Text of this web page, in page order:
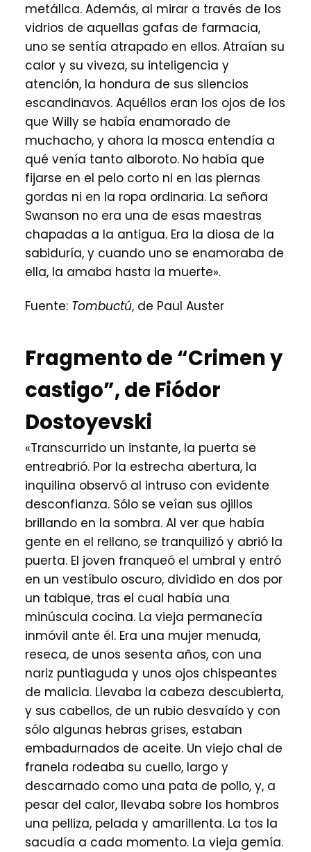
metálica. Además, al mirar a través de los
vidrios de aquellas gafas de farmacia,
uno se sentía atrapado en ellos. Atraían su
calor y su viveza, su inteligencia y
atención, la hondura de sus silencios
escandinavos. Aquéllos eran los ojos de los
que Willy se había enamorado de
muchacho, y ahora la mosca entendía a
qué venía tanto alboroto. No había que
fijarse en el pelo corto ni en las piernas
gordas ni en la ropa ordinaria. La señora
Swanson no era una de esas maestras
chapadas a la antigua. Era la diosa de la
sabiduría, y cuando uno se enamoraba de
ella, la amaba hasta la muerte».
Fuente: Tombuctú, de Paul Auster
Fragmento de “Crimen y
castigo”, de Fiódor
Dostoyevski
«Transcurrido un instante, la puerta se
entreabrió. Por la estrecha abertura, la
inquilina observó al intruso con evidente
desconfianza. Sólo se veían sus ojillos
brillando en la sombra. Al ver que había
gente en el rellano, se tranquilizó y abrió la
puerta. El joven franqueó el umbral y entró
en un vestíbulo oscuro, dividido en dos por
un tabique, tras el cual había una
minúscula cocina. La vieja permanecía
inmóvil ante él. Era una mujer menuda,
reseca, de unos sesenta años, con una
nariz puntiaguda y unos ojos chispeantes
de malicia. Llevaba la cabeza descubierta,
y sus cabellos, de un rubio desvaído y con
sólo algunas hebras grises, estaban
embadurnados de aceite. Un viejo chal de
franela rodeaba su cuello, largo y
descarnado como una pata de pollo, y, a
pesar del calor, llevaba sobre los hombros
una pelliza, pelada y amarillenta. La tos la
sacudía a cada momento. La vieja gemía.